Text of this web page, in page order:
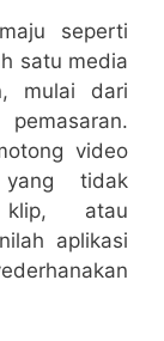
seperti
satu media
mulai dari
video
yang tidak
klip, atau
aplikasi